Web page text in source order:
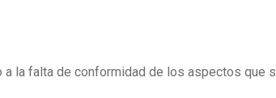
la falta de conformidad de los aspectos que